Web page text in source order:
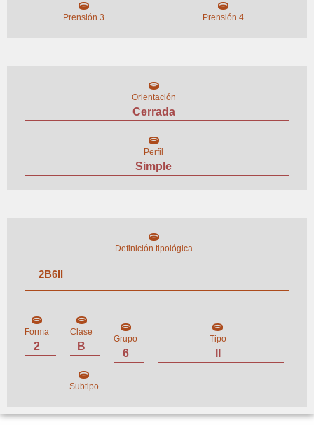
Prensión 3 Prensión 4
Orientación
Cerrada
Perfil
Simple
Definición tipológica
2B6II
Forma
2
Clase
B
Grupo
6
Tipo
Subtipo